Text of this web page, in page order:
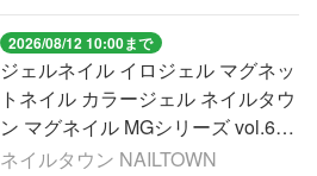
2026/08/12 10:00まで
ジェルネイル イロジェル マグネッ
トネイル カラージェル ネイルタウ
ン マグネイル MGシリーズ vol.6
全27色 約3g 超微粒子 4ミクロン
ネイルタウン NAILTOWN